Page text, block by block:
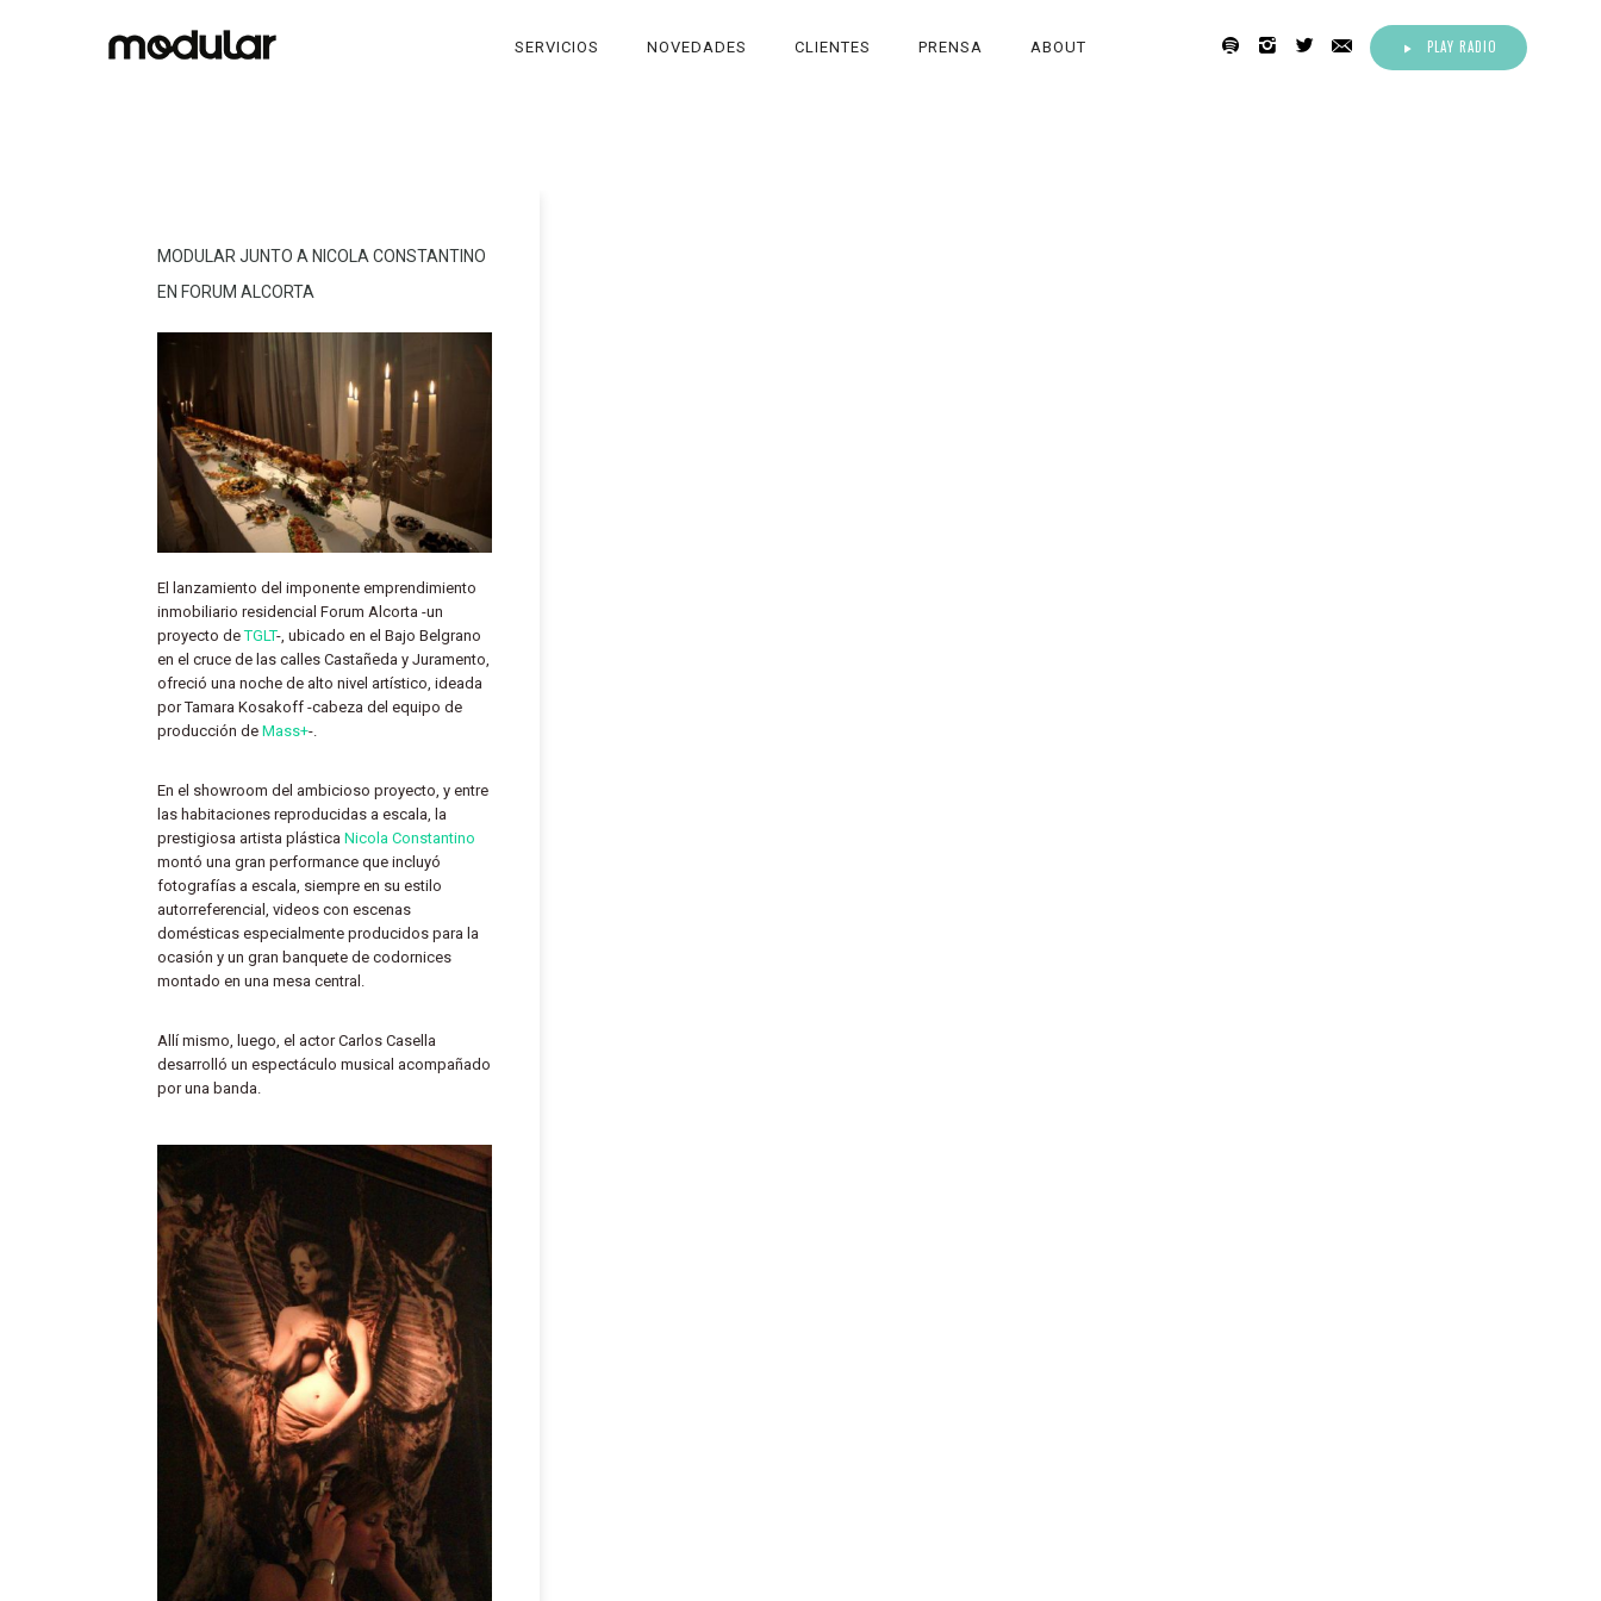
PLAY RADIO
SERVICIOS NOVEDADES CLIENTES PRENSA ABOUT
MODULAR JUNTO A NICOLA CONSTANTINO
EN FORUM ALCORTA
El lanzamiento del imponente emprendimiento
inmobiliario residencial Forum Alcorta -un
proyecto deTGLT-, ubicado en el Bajo Belgrano
en el cruce de las calles Castañeda y Juramento,
ofreció una noche de alto nivel artístico, ideada
por Tamara Kosakoff -cabeza del equipo de
producción de Mass+-.
En el showroom del ambicioso proyecto, y entre
las habitaciones reproducidas a escala, la
prestigiosa artista plástica Nicola Constantino
montó una gran performance que incluyó
fotografías a escala, siempre en su estilo
autorreferencial, videos con escenas
domésticas especialmente producidos para la
ocasión y un gran banquete de codornices
montado en una mesa central.
Allí mismo, luego, el actor Carlos Casella
desarrolló un espectáculo musical acompañado
por una banda.